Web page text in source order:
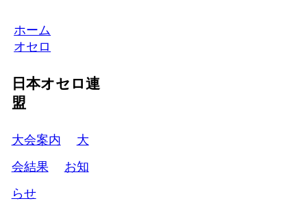
ホーム
オセロ
日本オセロ連
盟
大会案内
大
会結果
お知
らせ